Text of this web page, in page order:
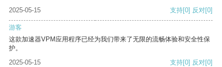
2025-05-15 支持[0] 反对[0]
游客
这款加速器VPM应用程序已经为我们带来了无限的流畅体验和安全性保
护。
2025-05-15
支持[0] 反对[0]